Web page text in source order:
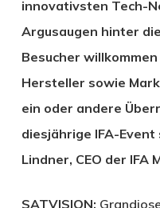
innovativsten Tech-
Argusaugen hinter
Besucher
Hersteller sowie
ein oder andere
diesjährige IFA-
Lindner, CEO der IFA
SATVISION: